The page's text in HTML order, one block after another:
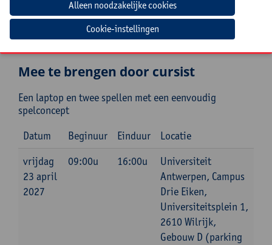
Jouw bijdrage: 138 EUR.
Inlichtingen bij: Marie-Christina Leon, 03 265 14 22,
marie-christina.leon@uantwerpen.be
Mee te brengen door cursist
Een laptop en twee spellen met een eenvoudig
spelconcept
Datum
Beginuur Einduur
Locatie
vrijdag
23 april
2027
09:00u 16:00u
Universiteit
Antwerpen, Campus
Drie Eiken,
Universiteitsplein 1,
2610 Wilrijk,
Gebouw D (parking
Cookie-instellingen